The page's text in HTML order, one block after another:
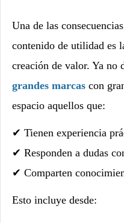
Una de las
contenido de utilidad es
creación de valor. Ya no
grandes marcas con
espacio aquellos que:
✔ Tienen experiencia
✔ Responden a dudas
✔ Comparten
Esto incluye desde: